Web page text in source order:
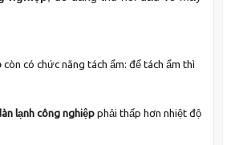
còn có chức năng tách ẩm: để tách ẩm thì
lạnh công nghiệpphải thấp hơn nhiệt độ